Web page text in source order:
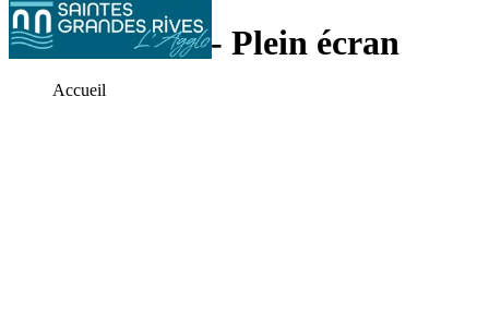
Accueil
Visualisation - Plein écran